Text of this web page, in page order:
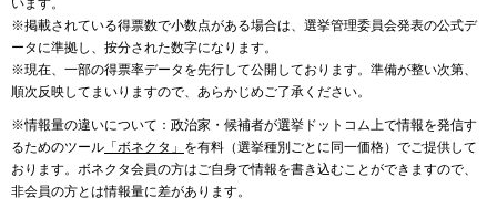
います。
※掲載されている得票数で小数点がある場合は、選挙管理委員会発表の公式デ
ータに準拠し、按分された数字になります。
※現在、一部の得票率データを先行して公開しております。準備が整い次第、
順次反映してまいりますので、あらかじめご了承ください。
※情報量の違いについて：政治家・候補者が選挙ドットコム上で情報を発信す
るためのツール 「ボネクタ」 を有料（選挙種別ごとに同一価格）でご提供して
おります。ボネクタ会員の方はご自身で情報を書き込むことができますので、
非会員の方とは情報量に差があります。